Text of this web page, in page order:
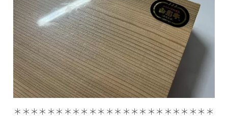
＊＊＊＊＊＊＊＊＊＊＊＊＊＊＊＊＊＊＊＊＊＊＊＊